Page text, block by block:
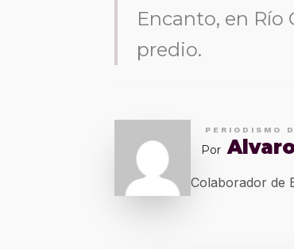
Encanto, en
predio.
PERIODISMO
Por
Colaborador de